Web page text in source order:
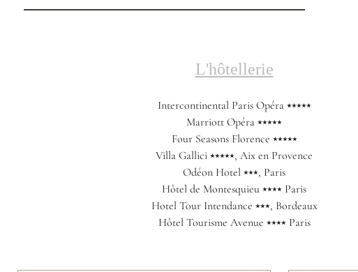
L'hôtellerie
Intercontinental Paris Opéra ⭑⭑⭑⭑⭑
Marriott Opéra ⭑⭑⭑⭑⭑
Four Seasons Florence ⭑⭑⭑⭑⭑
Villa Gallici ⭑⭑⭑⭑⭑, Aix en Provence
Odéon Hotel ⭑⭑⭑, Paris
Hôtel de Montesquieu ⭑⭑⭑⭑ Paris
Hotel Tour Intendance ⭑⭑⭑, Bordeaux
Hôtel Tourisme Avenue ⭑⭑⭑⭑ Paris